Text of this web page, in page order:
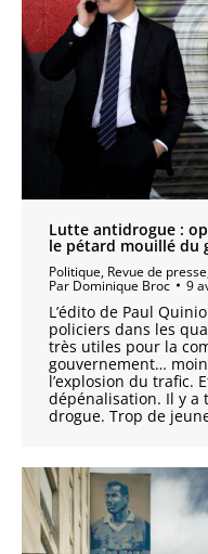
Lutte antidrogue :
le pétard mouillé du
Politique, Revue de presse
Par Dominique Broc 9
L’édito de Paul
policiers dans les
très utiles pour la
gouvernement…
l’explosion du trafic.
dépénalisation. Il y a
drogue. Trop de